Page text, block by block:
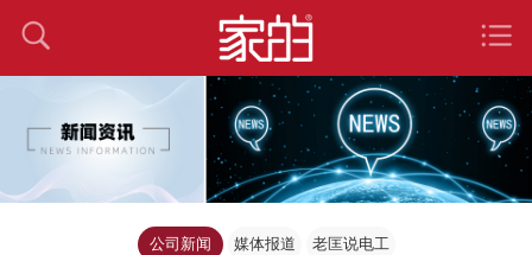
公司新闻 媒体报道 老匡说电工